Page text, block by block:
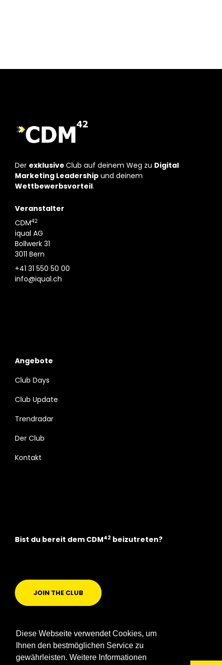
Diese Webseite verwendet Cookies, um
Ihnen den bestmöglichen Service zu
gewährleisten. Weitere Informationen
Der exklusive Club auf deinem Weg zu Digital
Marketing Leadership und deinem
Wettbewerbsvorteil.
Veranstalter
CDM42
iqual AG
Bollwerk 31
3011 Bern
+41 31 550 50 00
info@iqual.ch
Angebote
Club Days
Club Update
Trendradar
Der Club
Kontakt
Bist du bereit dem CDM42 beizutreten?
JOIN THE CLUB